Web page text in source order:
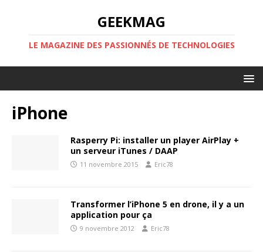
GEEKMAG
LE MAGAZINE DES PASSIONNÉS DE TECHNOLOGIES
iPhone
Rasperry Pi: installer un player AirPlay +
un serveur iTunes / DAAP
11 novembre 2015 Eric78
Transformer l’iPhone 5 en drone, il y a un
application pour ça
9 novembre 2012 Eric78